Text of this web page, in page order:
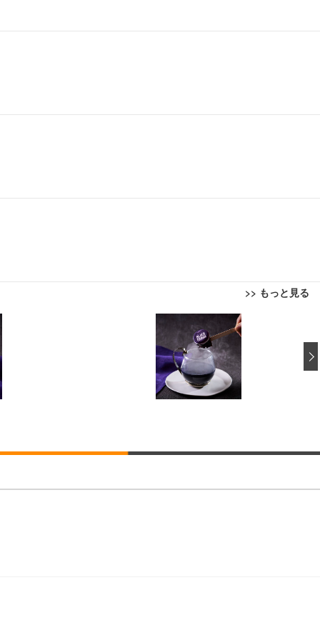
>> もっと見る
面昇降 強化ナイロン樹脂ベース 通気性メッシュ 在宅ワーク H-WY01
跳ね上げ式アームレスト 3Dヘッドレスト ハンガー付き 高反発クッ
整 スイベル VESA対応 ComfortView ビジネス向け
1) (ケース販売)